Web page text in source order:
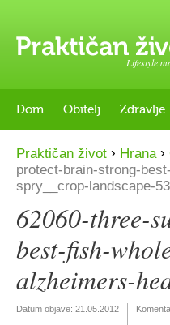
Lifestyle
Dom Obitelj Zdravlje
Praktičan život › Hrana ›
protect-brain-strong-
spry__crop-landscape-
62060-three-
best-fish-
alzheimers-
Datum objave: 21.05.2012